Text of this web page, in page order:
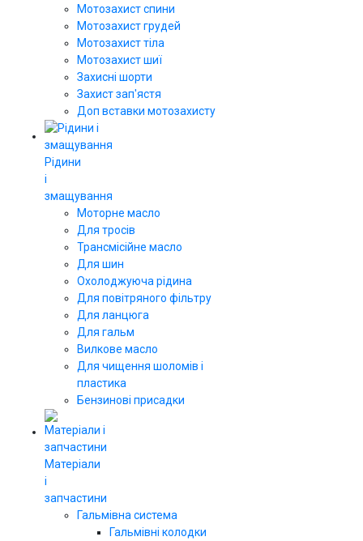
Мотозахист спини
Мотозахист грудей
Мотозахист тіла
Мотозахист шиї
Захисні шорти
Захист зап'ястя
Доп вставки мотозахисту
Рідини
і
змащування
Моторне масло
Для тросів
Трансмісійне масло
Для шин
Охолоджуюча рідина
Для повітряного фільтру
Для ланцюга
Для гальм
Вилкове масло
Для чищення шоломів і
пластика
Бензинові присадки
Матеріали
і
запчастини
Гальмівна система
Гальмівні колодки